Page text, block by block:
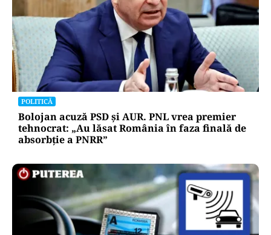
POLITICĂ
Tovarășa Șoșoacă: denunțată penal pentru
trădare și comunicarea de informații false